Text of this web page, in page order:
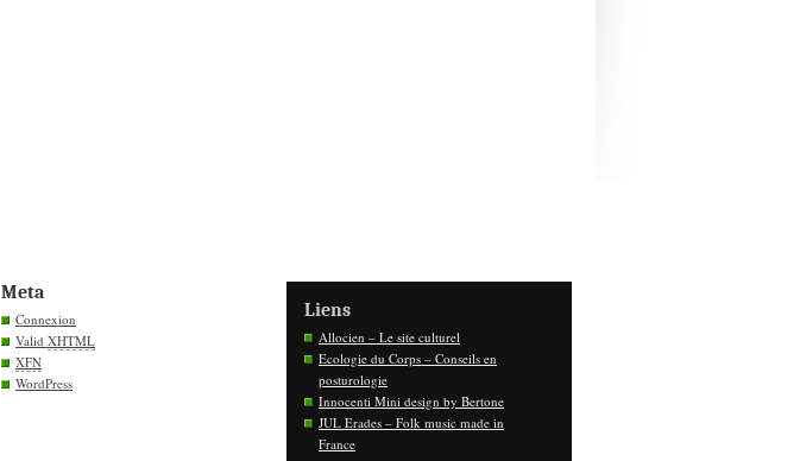
Meta
Connexion
Valid XHTML
XFN
WordPress
Liens
Allocien – Le site culturel
Ecologie du Corps – Conseils en
posturologie
Innocenti Mini design by Bertone
JUL Erades – Folk music made in
France